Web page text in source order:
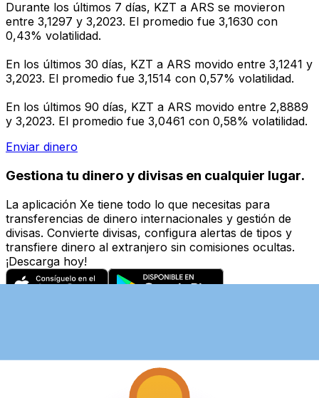
Durante los últimos 7 días, KZT a ARS se movieron
entre 3,1297 y 3,2023. El promedio fue 3,1630 con
0,43% volatilidad.
En los últimos 30 días, KZT a ARS movido entre 3,1241 y
3,2023. El promedio fue 3,1514 con 0,57% volatilidad.
En los últimos 90 días, KZT a ARS movido entre 2,8889
y 3,2023. El promedio fue 3,0461 con 0,58% volatilidad.
Enviar dinero
Gestiona tu dinero y divisas en cualquier lugar.
La aplicación Xe tiene todo lo que necesitas para
transferencias de dinero internacionales y gestión de
divisas. Convierte divisas, configura alertas de tipos y
transfiere dinero al extranjero sin comisiones ocultas.
¡Descarga hoy!